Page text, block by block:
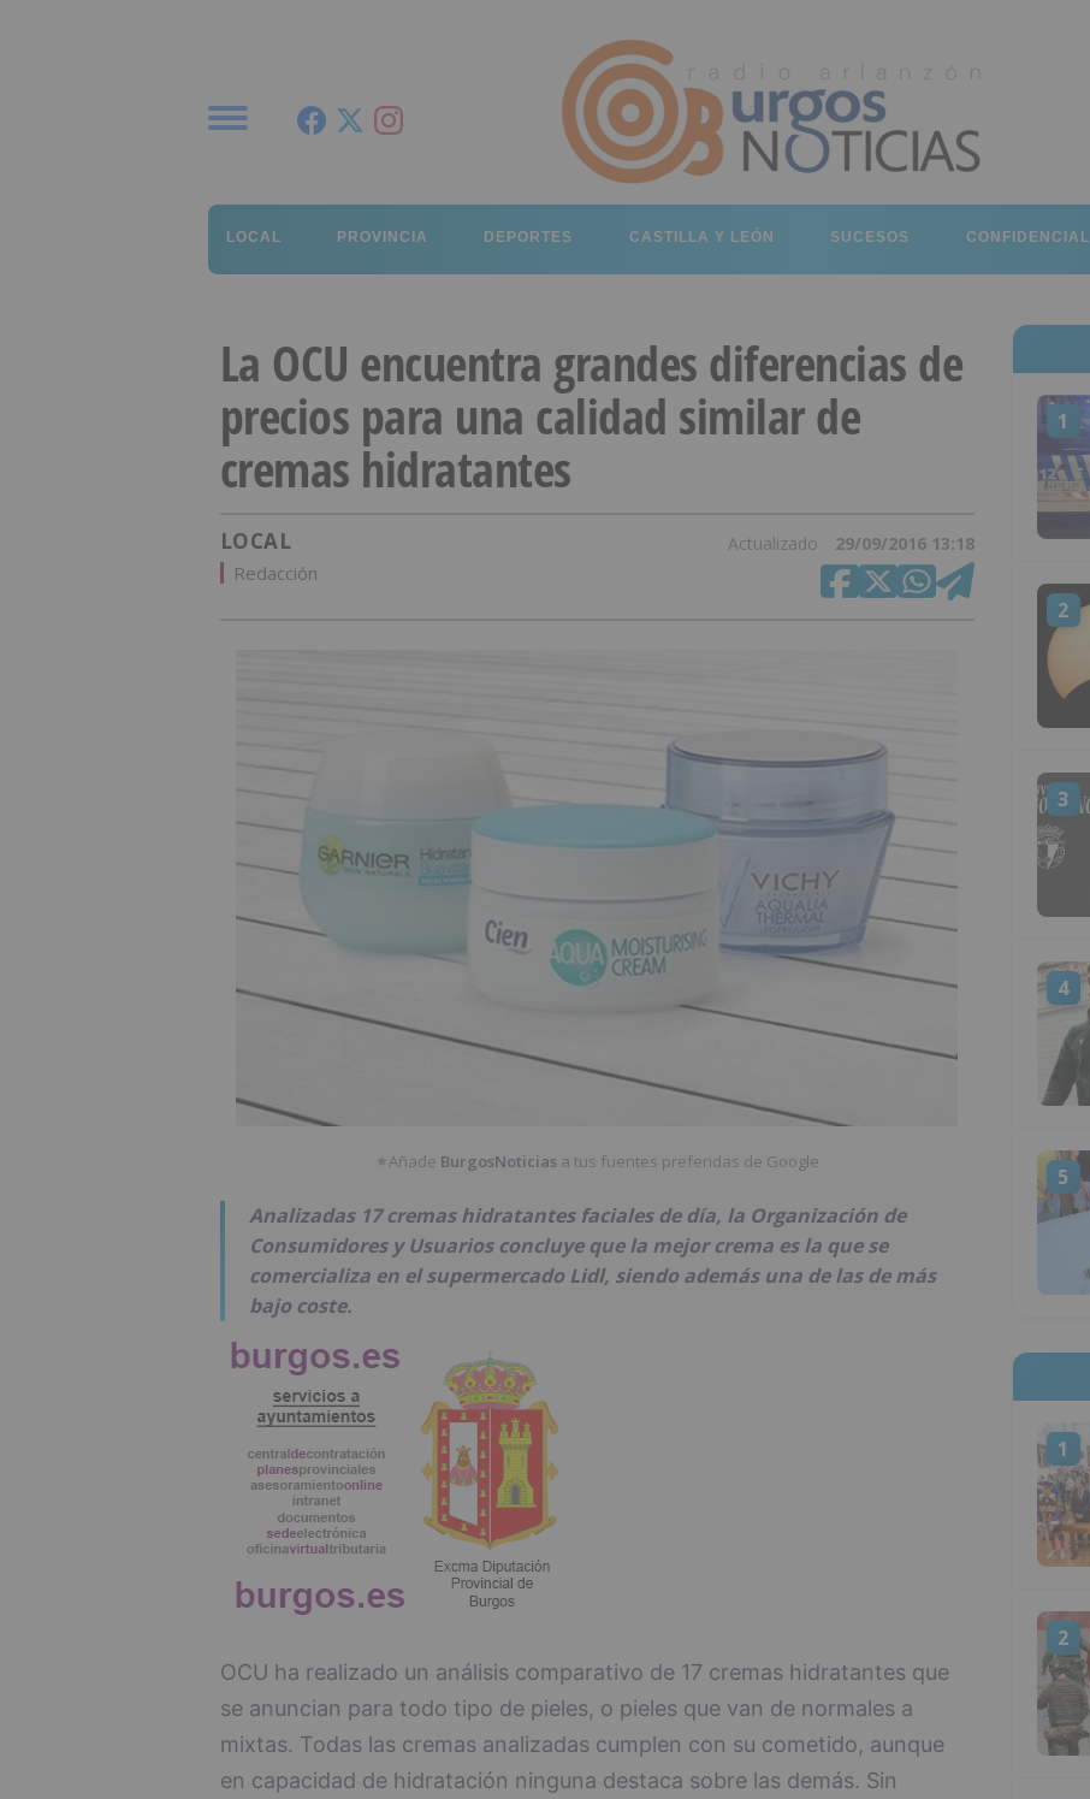
LOCAL PROVINCIA DEPORTES CASTILLA Y LEÓN SUCESOS CONFIDENCIAL
La OCU encuentra grandes diferencias de
precios para una calidad similar de
cremas hidratantes
LOCAL Actualizado 29/09/2016 13:18
Redacción
★ Añade BurgosNoticias a tus fuentes preferidas de Google
Analizadas 17 cremas hidratantes faciales de día, la Organización de
Consumidores y Usuarios concluye que la mejor crema es la que se
comercializa en el supermercado Lidl, siendo además una de las de más
bajo coste.
OCU ha realizado un análisis comparativo de 17 cremas hidratantes que
se anuncian para todo tipo de pieles, o pieles que van de normales a
mixtas. Todas las cremas analizadas cumplen con su cometido, aunque
en capacidad de hidratación ninguna destaca sobre las demás. Sin
1
2
3
4
5
1
2